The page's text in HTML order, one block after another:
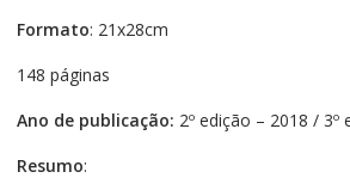
Formato: 21x28cm
148 páginas
Ano de publicação: 2º edição – 2018 / 3º
Resumo: